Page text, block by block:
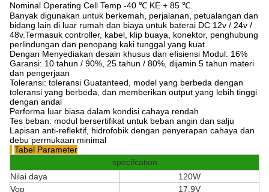
Nominal Operating Cell Temp -40 ℃ KE + 85 ℃.
Banyak digunakan untuk berkemah, perjalanan, petualangan dan
bidang lain di luar rumah dan biaya untuk baterai DC 12v / 24v /
48v.Termasuk controller, kabel, klip buaya, konektor, penghubung
perlindungan dan penopang kaki tunggal yang kuat.
Dengan Menyediakan desain khusus dan efisiensi Modul: 16%
Garansi: 10 tahun / 90%, 25 tahun / 80%, dijamin 5 tahun materi
dan pengerjaan
Toleransi: toleransi Guatanteed, model yang berbeda dengan
toleransi yang berbeda, dan memberikan output yang lebih tinggi
dengan andal
Performa luar biasa dalam kondisi cahaya rendah
Tes beban: modul bersertifikat untuk beban angin dan salju
Lapisan anti-reflektif, hidrofobik dengan penyerapan cahaya dan
debu permukaan minimal
Tabel Parameter
specifcation
Nilai daya
120W
Vop
17.9V